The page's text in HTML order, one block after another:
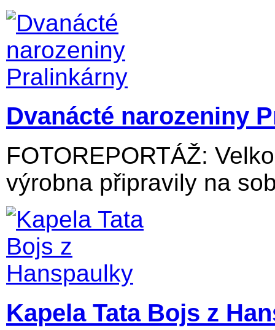
Dvanácté narozeniny
FOTOREPORTÁŽ:
výrobna připravily na
Kapela Tata Bojs z